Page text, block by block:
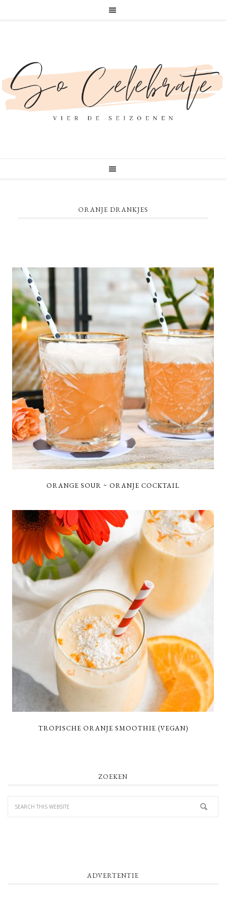
ORANJE DRANKJES
ORANGE SOUR ~ ORANJE COCKTAIL
TROPISCHE ORANJE SMOOTHIE (VEGAN)
ZOEKEN
ADVERTENTIE